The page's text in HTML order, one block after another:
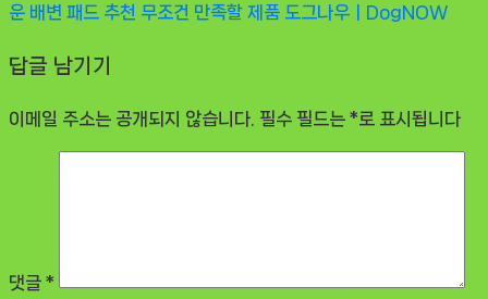
운 배변 패드 추천 무조건 만족할 제품 도그나우ㅣDogNOW
답글 남기기
이메일 주소는 공개되지 않습니다. 필수 필드는 *로 표시됩니다
댓글 *